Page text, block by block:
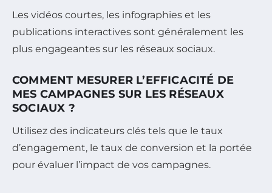
Les vidéos courtes, les infographies et les
publications interactives sont généralement les
plus engageantes sur les réseaux sociaux.
COMMENT MESURER L’EFFICACITÉ DE
MES CAMPAGNES SUR LES RÉSEAUX
SOCIAUX ?
Utilisez des indicateurs clés tels que le taux
d’engagement, le taux de conversion et la portée
pour évaluer l’impact de vos campagnes.